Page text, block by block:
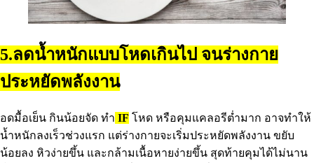
5.ลดน้ำหนักแบบโหดเกินไป จนร่างกาย
ประหยัดพลังงาน
อดมื้อเย็น กินน้อยจัด ทำ IF โหด หรือคุมแคลอรีต่ำมาก อาจทำให้
น้ำหนักลงเร็วช่วงแรก แต่ร่างกายจะเริ่มประหยัดพลังงาน ขยับ
น้อยลง หิวง่ายขึ้น และกล้ามเนื้อหายง่ายขึ้น สุดท้ายคุมได้ไม่นาน